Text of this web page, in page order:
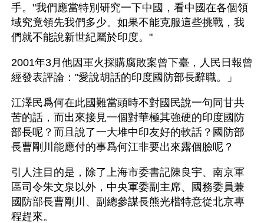
手。"我們應當特別研究一下中國，看中國在各個領
域究竟領先我們多少。如果不能克服這些挑戰，我
們就不能說新世紀屬於印度。"
2001年3月他因軍火採購腐敗案曾下臺，人民日報曾
經發表評論："愛說胡話的印度國防部長辭職。」
江澤民爲何在此國難當頭時不對國民說一句同甘共
苦的話，而出來接見一個對華極其強硬的印度國防
部長呢？而且說了一大堆中印友好的軟話？國防部
長曹剛川能應付的事爲何江非要出來露個臉呢？
引人注目的是，除了上海市委書記陳良宇、南京軍
區司令朱文泉以外，中央軍委副主席、國務委員兼
國防部長曹剛川、副總參謀長熊光楷特意從北京專
程趕來。